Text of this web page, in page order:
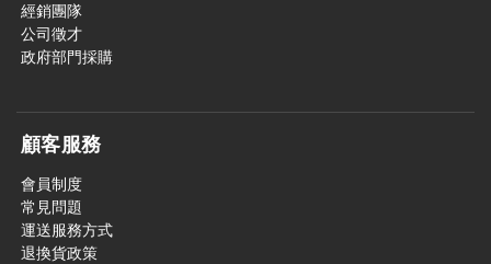
經銷團隊
公司徵才
政府部門採購
顧客服務
會員制度
常見問題
運送服務方式
退換貨政策